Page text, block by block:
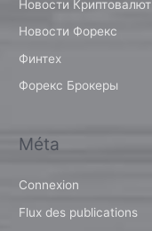
Новости Криптовалют
Новости Форекс
Финтех
Форекс Брокеры
Méta
Connexion
Flux des publications